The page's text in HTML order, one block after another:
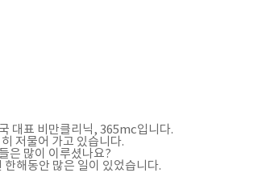
대표 비만클리닉, 365mc입니다.
저물어 가고 있습니다.
은 많이 이루셨나요?
해동안 많은 일이 있었습니다.